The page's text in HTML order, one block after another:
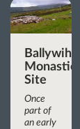
Monastic
Site
Once
part of
an early